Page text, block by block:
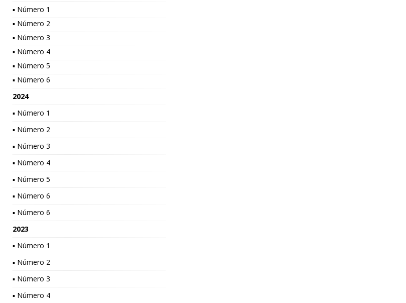
▪ Número 1
▪ Número 2
▪ Número 3
▪ Número 4
▪ Número 5
▪ Número 6
2024
▪ Número 1
▪ Número 2
▪ Número 3
▪ Número 4
▪ Número 5
▪ Número 6
▪ Número 6
2023
▪ Número 1
▪ Número 2
▪ Número 3
▪ Número 4